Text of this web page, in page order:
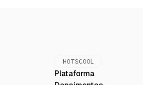
HOTSCOOL
Plataforma